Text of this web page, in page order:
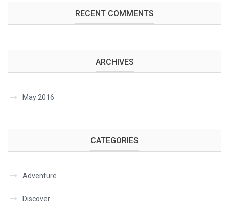
RECENT COMMENTS
ARCHIVES
May 2016
CATEGORIES
Adventure
Discover